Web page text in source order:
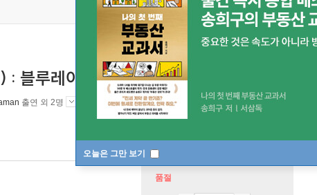
오늘은 그만 보기
블루레이
출연 외 2명 워너브러더스
2021년 11월 11일
품절